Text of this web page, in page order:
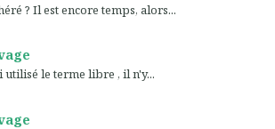
? Il est encore temps, alors...
le terme libre , il n'y...